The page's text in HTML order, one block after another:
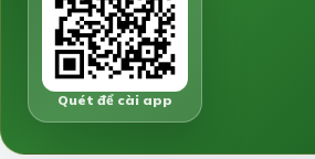
Quét để cài app